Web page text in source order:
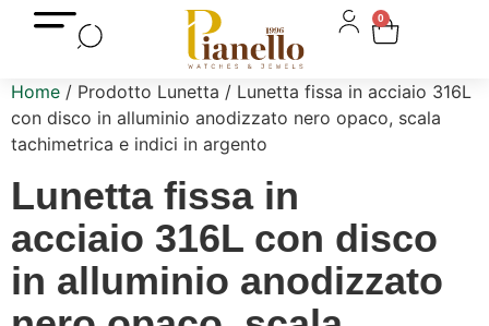
0
Home / Prodotto Lunetta / Lunetta fissa in acciaio 316L
con disco in alluminio anodizzato nero opaco, scala
tachimetrica e indici in argento
Lunetta fissa in
acciaio 316L con disco
in alluminio anodizzato